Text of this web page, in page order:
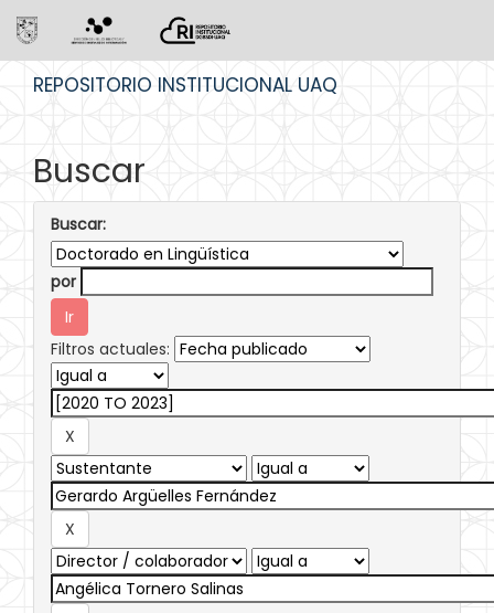
REPOSITORIO INSTITUCIONAL UAQ
Buscar
Buscar:
por
Filtros actuales: